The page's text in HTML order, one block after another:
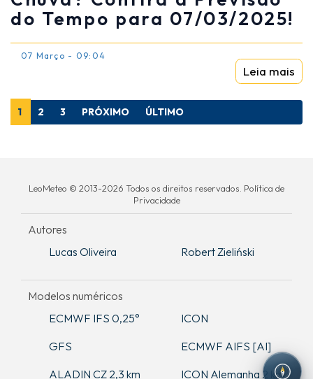
do Tempo para 07/03/2025!
07 Março - 09:04
Leia mais
1 2 3 PRÓXIMO ÚLTIMO
LeoMeteo © 2013-2026 Todos os direitos reservados. Política de
Privacidade
Autores
Lucas Oliveira
Robert Zieliński
Modelos numéricos
ECMWF IFS 0,25°
ICON
GFS
ECMWF AIFS [AI]
ALADIN CZ 2,3 km
ICON Alemanha 2 km